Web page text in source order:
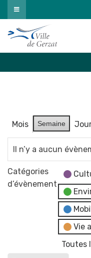
Passer
au
contenu
Mois Semaine
Il n’y a aucun
Catégories
d’évènement
Vie
Toutes